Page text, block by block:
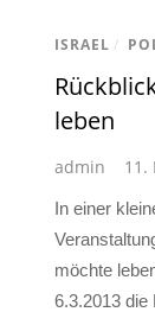
ISRAEL /
leben
admin 11.
In einer
möchte
6.3.2013 die